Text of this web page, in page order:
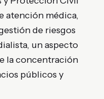
atención médica,
de riesgos
un aspecto
la concentración
públicos y